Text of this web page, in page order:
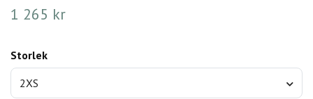
1 265 kr
Storlek
2XS